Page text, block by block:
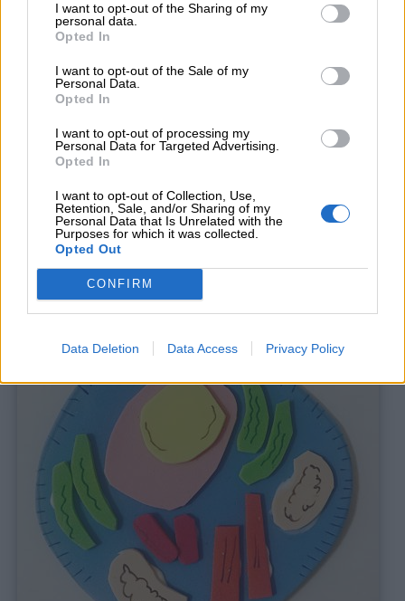
I want to opt-out of the Sharing of my
personal data.
Opted In
I want to opt-out of the Sale of my
Personal Data.
Opted In
I want to opt-out of processing my
Personal Data for Targeted Advertising.
Opted In
I want to opt-out of Collection, Use,
Retention, Sale, and/or Sharing of my
Personal Data that Is Unrelated with the
Purposes for which it was collected.
Opted Out
CONFIRM
Data Deletion Data Access Privacy Policy